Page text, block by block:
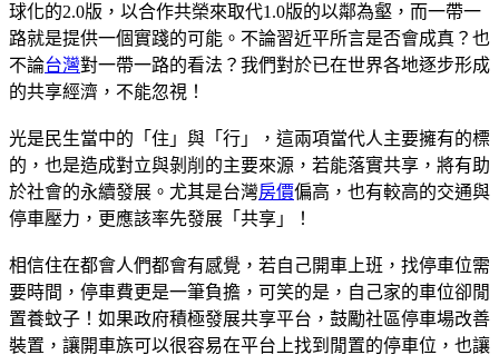
球化的2.0版，以合作共榮來取代1.0版的以鄰為壑，而一帶一
路就是提供一個實踐的可能。不論習近平所言是否會成真？也
不論台灣對一帶一路的看法？我們對於已在世界各地逐步形成
的共享經濟，不能忽視！
光是民生當中的「住」與「行」，這兩項當代人主要擁有的標
的，也是造成對立與剝削的主要來源，若能落實共享，將有助
於社會的永續發展。尤其是台灣房價偏高，也有較高的交通與
停車壓力，更應該率先發展「共享」！
相信住在都會人們都會有感覺，若自己開車上班，找停車位需
要時間，停車費更是一筆負擔，可笑的是，自己家的車位卻閒
置養蚊子！如果政府積極發展共享平台，鼓勵社區停車場改善
裝置，讓開車族可以很容易在平台上找到閒置的停車位，也讓